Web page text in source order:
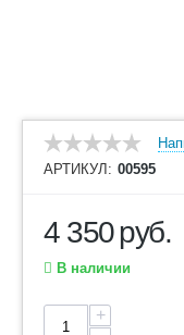
АРТИКУЛ: 00595
4 350руб.
В наличии
+